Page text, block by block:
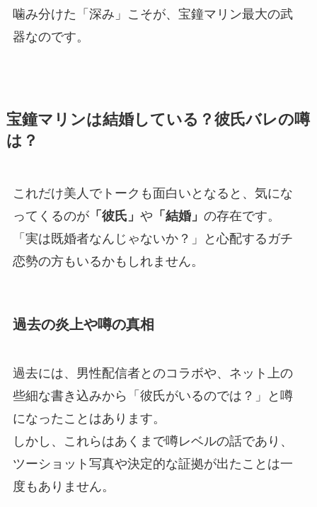
噛み分けた「深み」こそが、宝鐘マリン最大の武
器なのです。
宝鐘マリンは結婚している？彼氏バレの噂
は？
これだけ美人でトークも面白いとなると、気にな
ってくるのが「彼氏」 や 「結婚」 の存在です。
「実は既婚者なんじゃないか？」と心配するガチ
恋勢の方もいるかもしれません。
過去の炎上や噂の真相
過去には、男性配信者とのコラボや、ネット上の
些細な書き込みから「彼氏がいるのでは？」と噂
になったことはあります。
しかし、これらはあくまで噂レベルの話であり、
ツーショット写真や決定的な証拠が出たことは一
度もありません。